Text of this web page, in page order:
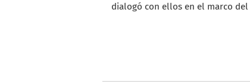
dialogó con ellos en el marco del